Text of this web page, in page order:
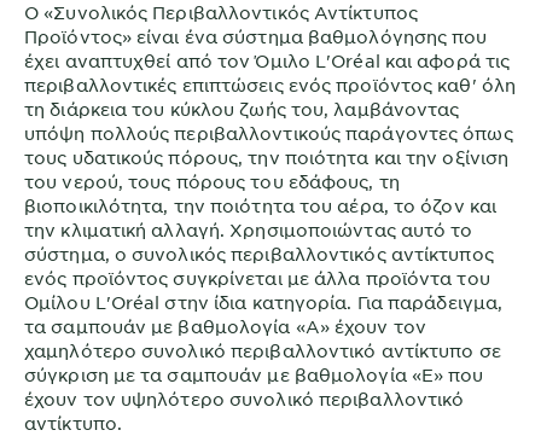
Ο «Συνολικός Περιβαλλοντικός Αντίκτυπος
Προϊόντος» είναι ένα σύστημα βαθμολόγησης που
έχει αναπτυχθεί από τον Όμιλο L'Oréal και αφορά τις
περιβαλλοντικές επιπτώσεις ενός προϊόντος καθ' όλη
τη διάρκεια του κύκλου ζωής του, λαμβάνοντας
υπόψη πολλούς περιβαλλοντικούς παράγοντες όπως
τους υδατικούς πόρους, την ποιότητα και την οξίνιση
του νερού, τους πόρους του εδάφους, τη
βιοποικιλότητα, την ποιότητα του αέρα, το όζον και
την κλιματική αλλαγή. Χρησιμοποιώντας αυτό το
σύστημα, ο συνολικός περιβαλλοντικός αντίκτυπος
ενός προϊόντος συγκρίνεται με άλλα προϊόντα του
Ομίλου L'Oréal στην ίδια κατηγορία. Για παράδειγμα,
τα σαμπουάν με βαθμολογία «Α» έχουν τον
χαμηλότερο συνολικό περιβαλλοντικό αντίκτυπο σε
σύγκριση με τα σαμπουάν με βαθμολογία «Ε» που
έχουν τον υψηλότερο συνολικό περιβαλλοντικό
αντίκτυπο.